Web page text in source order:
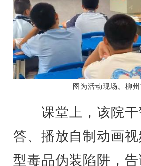
图为活动现场。柳
课堂上，该院干
答、播放自制动画
型毒品伪装陷阱，